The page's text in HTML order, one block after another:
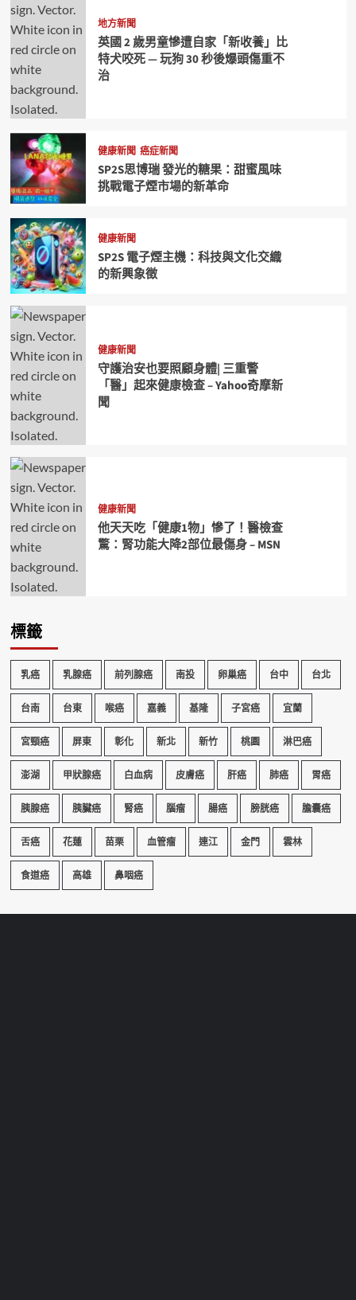
地方新聞
英國 2 歲男童慘遭自家「新收養」比
特犬咬死 — 玩狗 30 秒後爆頭傷重不
治
健康新聞 癌症新聞
SP2S思博瑞 發光的糖果：甜蜜風味
挑戰電子煙市場的新革命
健康新聞
SP2S 電子煙主機：科技與文化交織
的新興象徵
健康新聞
守護治安也要照顧身體| 三重警
「醫」起來健康檢查 – Yahoo奇摩新
聞
健康新聞
他天天吃「健康1物」慘了！醫檢查
驚：腎功能大降2部位最傷身 – MSN
標籤
乳癌 乳腺癌 前列腺癌 南投 卵巢癌 台中 台北
台南 台東 喉癌 嘉義 基隆 子宮癌 宜蘭
宮頸癌 屏東 彰化 新北 新竹 桃園 淋巴癌
澎湖 甲狀腺癌 白血病 皮膚癌 肝癌 肺癌 胃癌
胰腺癌 胰臟癌 腎癌 腦瘤 腸癌 膀胱癌 膽囊癌
舌癌 花蓮 苗栗 血管瘤 連江 金門 雲林
食道癌 高雄 鼻咽癌